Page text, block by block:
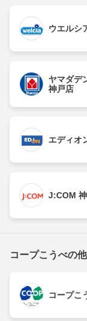
ウエルシ
ヤマダデ
神戸店
エディオ
J:COM
コープこうべの
コープこ